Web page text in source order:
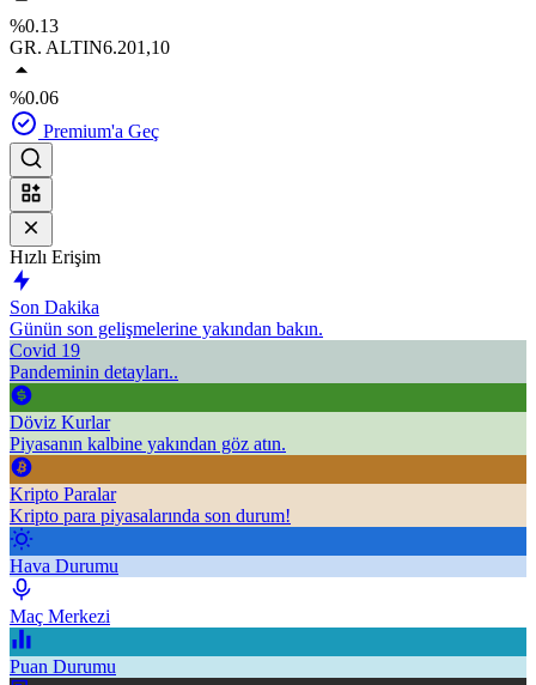
%0.13
GR. ALTIN6.201,10
%0.06
Premium'a Geç
Hızlı Erişim
Son Dakika
Günün son gelişmelerine yakından bakın.
Covid 19
Pandeminin detayları..
Döviz Kurlar
Piyasanın kalbine yakından göz atın.
Kripto Paralar
Kripto para piyasalarında son durum!
Hava Durumu
Maç Merkezi
Puan Durumu